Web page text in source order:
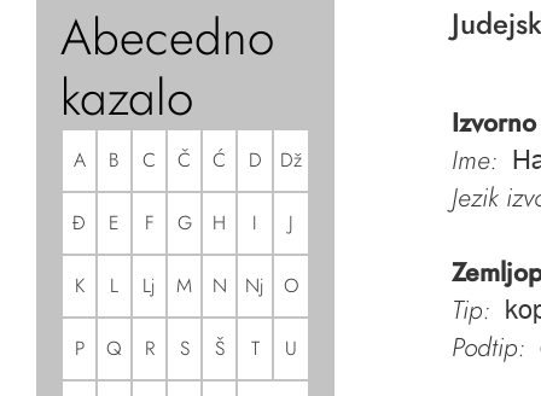
Abecedno
kazalo
A B C Č Ć D Dž
Đ E F G H I J
K L Lj M N Nj O
P Q R S Š T U
Ime:
Jezik
Tip:
Podtip: